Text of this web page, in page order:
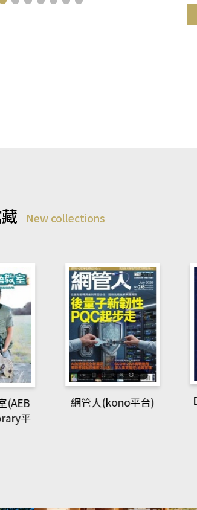
New collections
平台) Developmetal cell